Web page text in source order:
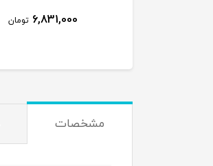
6,831,000 تومان
مشخصات